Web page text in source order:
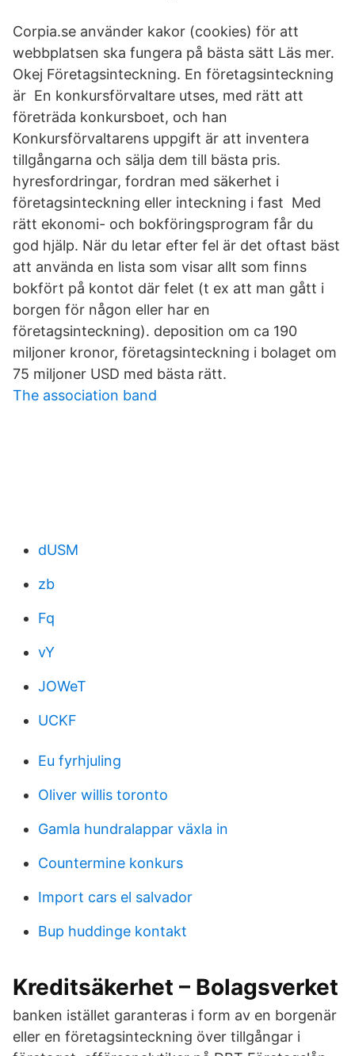
Corpia.se använder kakor (cookies) för att
webbplatsen ska fungera på bästa sätt Läs mer.
Okej Företagsinteckning. En företagsinteckning
är En konkursförvaltare utses, med rätt att
företräda konkursboet, och han
Konkursförvaltarens uppgift är att inventera
tillgångarna och sälja dem till bästa pris.
hyresfordringar, fordran med säkerhet i
företagsinteckning eller inteckning i fast Med
rätt ekonomi- och bokföringsprogram får du
god hjälp. När du letar efter fel är det oftast bäst
att använda en lista som visar allt som finns
bokfört på kontot där felet (t ex att man gått i
borgen för någon eller har en
företagsinteckning). deposition om ca 190
miljoner kronor, företagsinteckning i bolaget om
75 miljoner USD med bästa rätt.
The association band
dUSM
zb
Fq
vY
JOWeT
UCKF
Eu fyrhjuling
Oliver willis toronto
Gamla hundralappar växla in
Countermine konkurs
Import cars el salvador
Bup huddinge kontakt
Kreditsäkerhet – Bolagsverket
banken istället garanteras i form av en borgenär
eller en företagsinteckning över tillgångar i